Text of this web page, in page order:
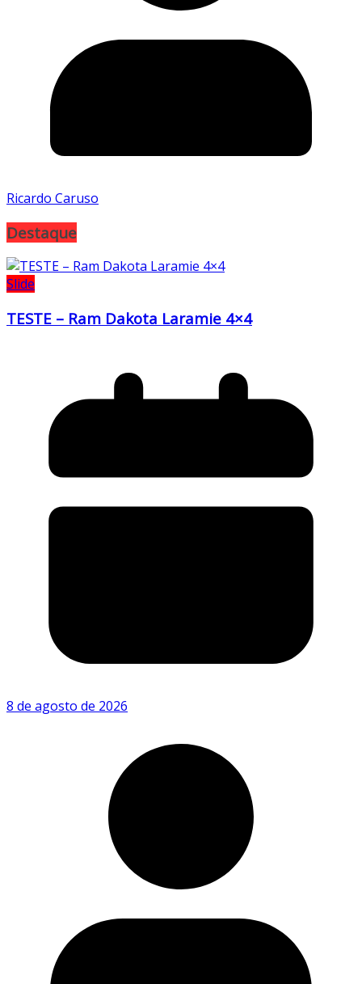
Ricardo Caruso
Destaque
Slide
TESTE – Ram Dakota Laramie 4×4
8 de agosto de 2026